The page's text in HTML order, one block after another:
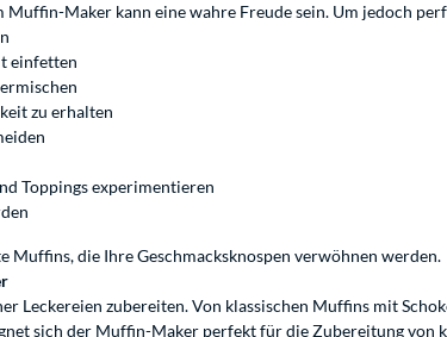
Maker kann eine wahre Freude sein. Um jedoch
einfetten
zu erhalten
Toppings experimentieren
die Ihre Geschmacksknospen verwöhnen werden.
Leckereien zubereiten. Von klassischen Muffins mit
sich der Muffin-Maker perfekt für die Zubereitung